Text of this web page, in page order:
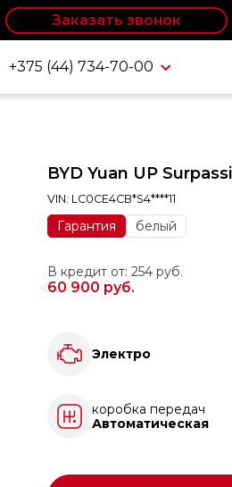
Заказать звонок
+375 (44) 734-70-00
BYD Yuan UP
VIN: LC0CE4CB*S4****11
Гарантия белый
В кредит от: 254 руб.
60 900 руб.
Электро
коробка передач
Автоматическая